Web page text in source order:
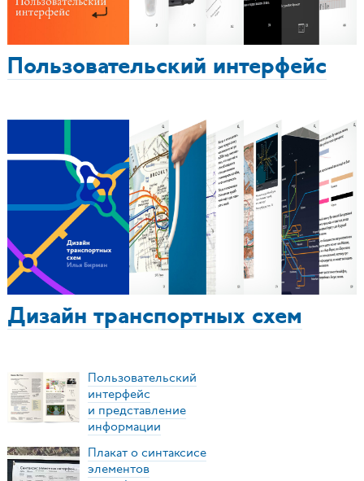
Пользовательский интерфейс
Дизайн транспортных схем
Пользовательский
интерфейс
и представление
информации
Плакат о синтаксисе
элементов